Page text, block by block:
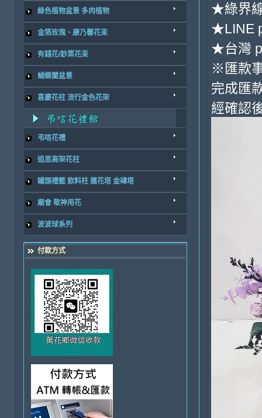
綠色植物盆景 多肉植物
金箔玫瑰、康乃馨花束
有錢花/鈔票花束
蝴蝶蘭盆景
喜慶花柱 流行金色花架
弔唁花禮
追思高架花柱
罐頭禮籃 飲料柱 蓮花塔 金磚塔
廟會 敬神用花
波波球系列
付款方式
★綠界
★LINE
★台灣
※匯款
完成匯
經確認